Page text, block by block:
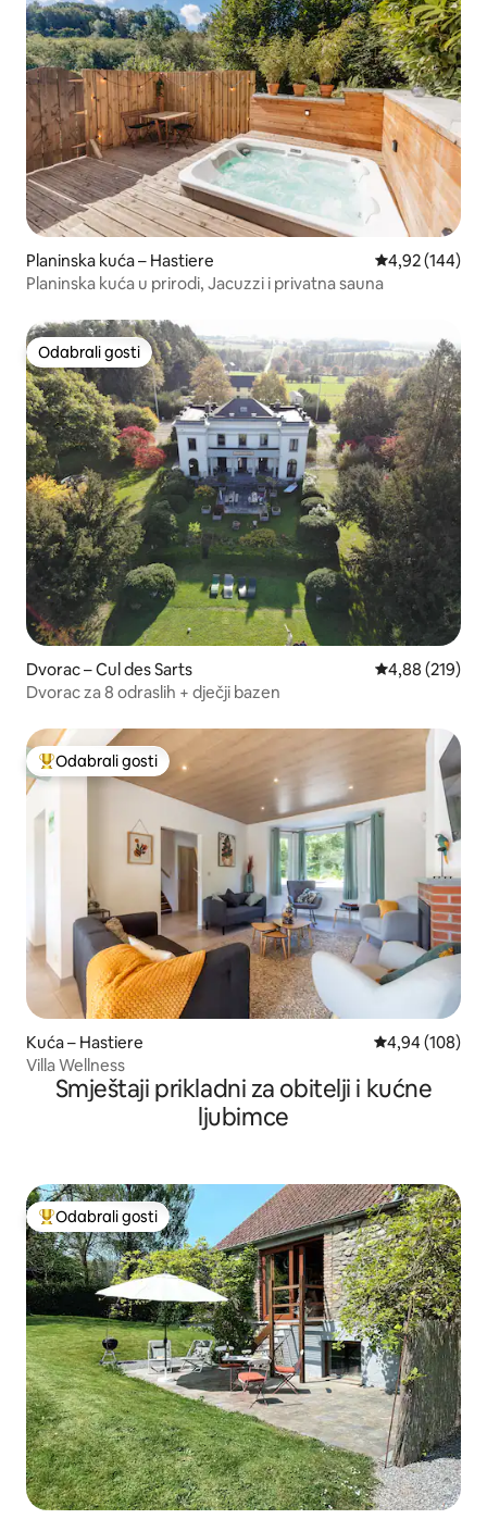
Planinska kuća – Hastiere Prosječna
4,92 (144)
Planinska kuća u prirodi, Jacuzzi i privatna sauna
Odabrali gosti
Odabrali gosti
Dvorac – Cul des Sarts Prosječna
4,88 (219)
Dvorac za 8 odraslih + dječji bazen
Među najviše rangiranima s oznakom „Odabrali gosti”
Odabrali gosti
Kuća – Hastiere Prosječna
4,94 (108)
Villa Wellness
Smještaji prikladni za obitelji i kućne
ljubimce
Među najviše rangiranima s oznakom „Odabrali gosti”
Odabrali gosti